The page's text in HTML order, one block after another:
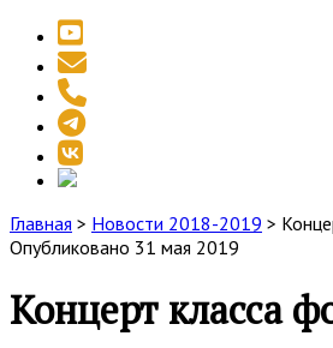
youtube
email
telegram
vk
social_icon_custom_1
Главная > Новости 2018-2019 >
Опубликовано 31 мая 2019
Концерт класса